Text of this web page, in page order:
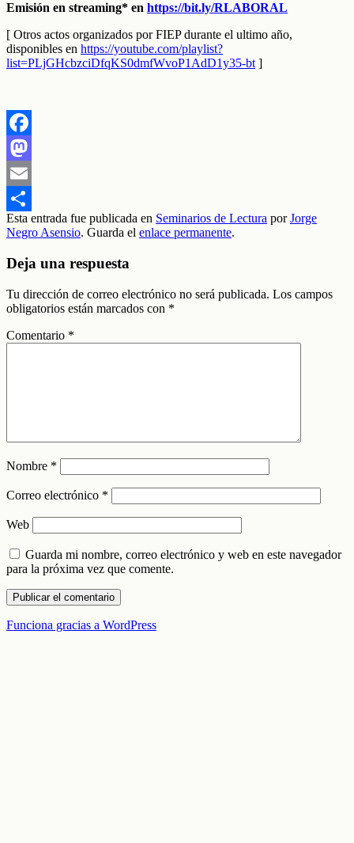
Emisión en streaming* en https://bit.ly/RLABORAL
[ Otros actos organizados por FIEP durante el ultimo año,
disponibles en https://youtube.com/playlist?
list=PLjGHcbzciDfqKS0dmfWvoP1AdD1y35-bt]
Facebook
Mastodon
Email
Compartir
Esta entrada fue publicada en Seminarios de Lectura porJorge
Negro Asensio. Guarda el enlace permanente.
Deja una respuesta
Tu dirección de correo electrónico no será publicada. Los campos
obligatorios están marcados con *
Comentario *
Nombre *
Correo electrónico *
Web
Guarda mi nombre, correo electrónico y web en este navegador
para la próxima vez que comente.
Funciona gracias a WordPress